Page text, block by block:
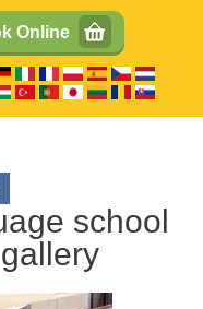
Online
세)
)
school